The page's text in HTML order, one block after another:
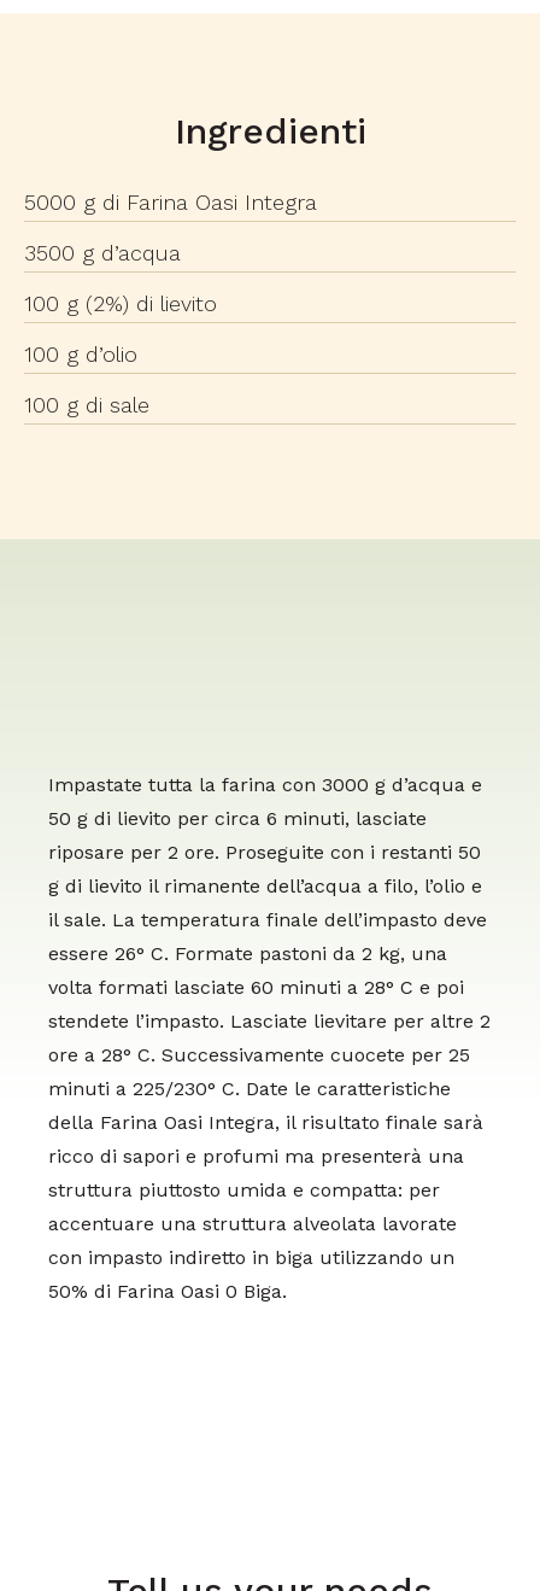
Ingredienti
5000 g di Farina Oasi Integra
3500 g d’acqua
100 g (2%) di lievito
100 g d’olio
100 g di sale
Impastate tutta la farina con 3000 g d’acqua e
50 g di lievito per circa 6 minuti, lasciate
riposare per 2 ore. Proseguite con i restanti 50
g di lievito il rimanente dell’acqua a filo, l’olio e
il sale. La temperatura finale dell’impasto deve
essere 26° C. Formate pastoni da 2 kg, una
volta formati lasciate 60 minuti a 28° C e poi
stendete l’impasto. Lasciate lievitare per altre 2
ore a 28° C. Successivamente cuocete per 25
minuti a 225/230° C. Date le caratteristiche
della Farina Oasi Integra, il risultato finale sarà
ricco di sapori e profumi ma presenterà una
struttura piuttosto umida e compatta: per
accentuare una struttura alveolata lavorate
con impasto indiretto in biga utilizzando un
50% di Farina Oasi 0 Biga.